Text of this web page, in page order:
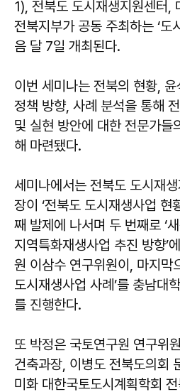
1), 전북도 도시재생지원센터,
전북지부가 공동 주최하는 ‘도
음 달 7일 개최된다.
이번 세미나는 전북의 현황,
정책 방향, 사례 분석을 통해
및 실현 방안에 대한 전문가들
해 마련됐다.
세미나에서는 전북도 도시재
장이 ‘전북도 도시재생사업 현
째 발제에 나서며 두 번째로 ‘
지역특화재생사업 추진 방향’
원 이삼수 연구위원이, 마지막
도시재생사업 사례’를 충남대
를 진행한다.
또 박정은 국토연구원 연구위
건축과장, 이병도 전북도의회
미화 대한국토도시계획학회